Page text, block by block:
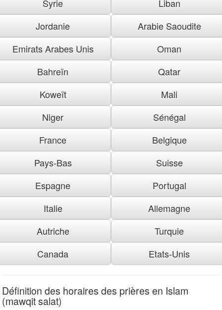
Syrie
Liban
Jordanie
Arabie Saoudite
Emirats Arabes Unis
Oman
Bahreïn
Qatar
Koweït
Mali
Niger
Sénégal
France
Belgique
Pays-Bas
Suisse
Espagne
Portugal
Italie
Allemagne
Autriche
Turquie
Canada
Etats-Unis
Définition des horaires des prières en Islam
(mawqit salat)